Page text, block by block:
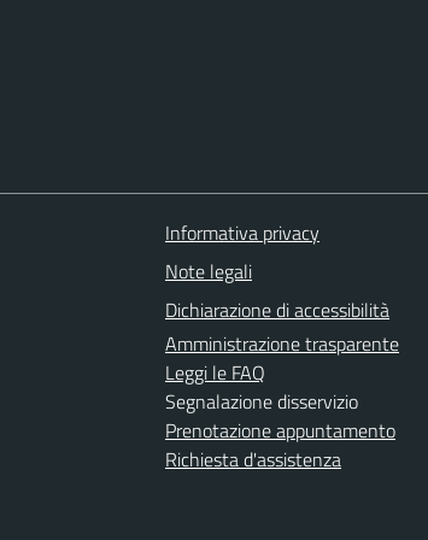
Informativa privacy
Note legali
Dichiarazione di accessibilità
Amministrazione trasparente
Leggi le FAQ
Segnalazione disservizio
Prenotazione appuntamento
Richiesta d'assistenza